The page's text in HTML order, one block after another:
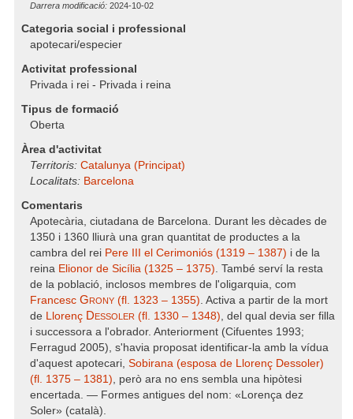
Darrera modificació: 2024-10-02
Categoria social i professional
apotecari/especier
Activitat professional
Privada i rei - Privada i reina
Tipus de formació
Oberta
Àrea d'activitat
Territoris: Catalunya (Principat)
Localitats: Barcelona
Comentaris
Apotecària, ciutadana de Barcelona. Durant les dècades de
1350 i 1360 lliurà una gran quantitat de productes a la
cambra del rei Pere III el Cerimoniós (1319 – 1387) i de la
reina Elionor de Sicília (1325 – 1375). També serví la resta
de la població, inclosos membres de l'oligarquia, com
Francesc Grony (fl. 1323 – 1355). Activa a partir de la mort
de Llorenç Dessoler (fl. 1330 – 1348), del qual devia ser filla
i successora a l'obrador. Anteriorment (Cifuentes 1993;
Ferragud 2005), s'havia proposat identificar-la amb la vídua
d'aquest apotecari, Sobirana (esposa de Llorenç Dessoler)
(fl. 1375 – 1381), però ara no ens sembla una hipòtesi
encertada. — Formes antigues del nom: «Lorença dez
Soler» (català).